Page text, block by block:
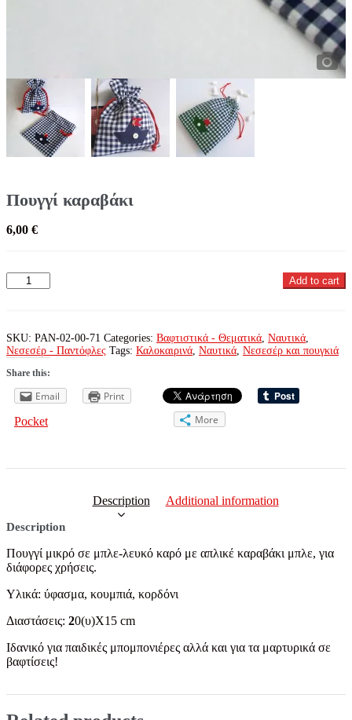
Πουγγί καραβάκι
6,00 €
Πουγγί
καραβάκι
Add to cart
SKU: PAN-02-00-71 Categories: Βαφτιστικά - Θεματικά Ναυτικά
Νεσεσέρ - Παντόφλες Tags: Καλοκαιρινά Ναυτικά Νεσεσέρ και πουγκιά
Share this:
Email
Print
Pocket
More
Description Additional information
Description
Πουγγί μικρό σε μπλε-λευκό καρό με απλικέ καραβάκι μπλε, για
διάφορες χρήσεις.
Υλικά: ύφασμα, κουμπιά, κορδόνι
Διαστάσεις: 20(υ)Χ15 cm
Ιδανικό για παιδικές μπομπονιέρες αλλά και για τα μαρτυρικά σε
βαφτίσεις!